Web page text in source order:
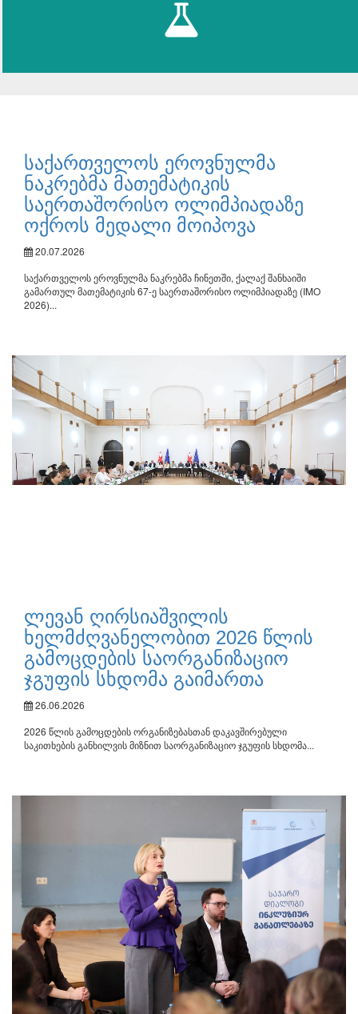
საქართველოს ეროვნულმა
ნაკრებმა მათემატიკის
საერთაშორისო ოლიმპიადაზე
ოქროს მედალი მოიპოვა
20.07.2026
საქართველოს ეროვნულმა ნაკრებმა ჩინეთში, ქალაქ შანხაიში
გამართულ მათემატიკის 67-ე საერთაშორისო ოლიმპიადაზე (IMO
2026)...
ლევან ღირსიაშვილის
ხელმძღვანელობით 2026 წლის
გამოცდების საორგანიზაციო
ჯგუფის სხდომა გაიმართა
26.06.2026
2026 წლის გამოცდების ორგანიზებასთან დაკავშირებული
საკითხების განხილვის მიზნით საორგანიზაციო ჯგუფის სხდომა...